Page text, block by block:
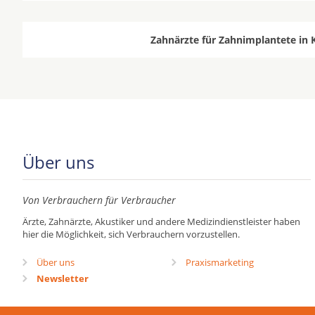
Zahnärzte für Zahnimplantete in
Über uns
Von Verbrauchern für Verbraucher
Ärzte, Zahnärzte, Akustiker und andere Medizindienstleister haben
hier die Möglichkeit, sich Verbrauchern vorzustellen.
Über uns
Newsletter
Praxismarketing